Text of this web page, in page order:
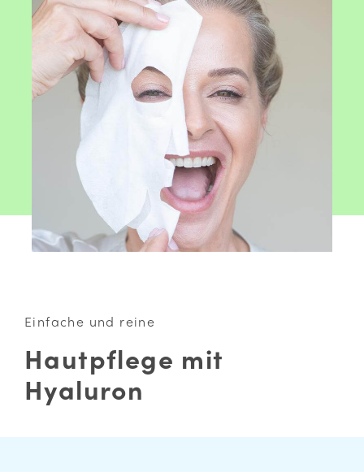
Einfache und reine
Hautpflege mit
Hyaluron